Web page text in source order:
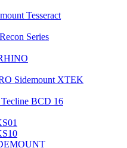
Tesseract
Series
Sidemount XTEK
Tecline BCD 16